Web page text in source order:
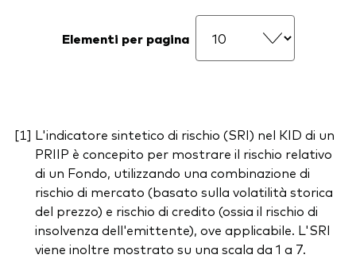
Elementi per pagina
L'indicatore sintetico di rischio (SRI) nel KID di un
PRIIP è concepito per mostrare il rischio relativo
di un Fondo, utilizzando una combinazione di
rischio di mercato (basato sulla volatilità storica
del prezzo) e rischio di credito (ossia il rischio di
insolvenza dell'emittente), ove applicabile. L'SRI
viene inoltre mostrato su una scala da 1 a 7.